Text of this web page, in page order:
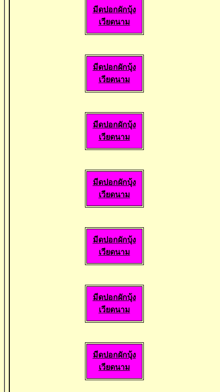
มีดปอกผักบุ้ง
เวียดนาม
มีดปอกผักบุ้ง
เวียดนาม
มีดปอกผักบุ้ง
เวียดนาม
มีดปอกผักบุ้ง
เวียดนาม
มีดปอกผักบุ้ง
เวียดนาม
มีดปอกผักบุ้ง
เวียดนาม
มีดปอกผักบุ้ง
เวียดนาม